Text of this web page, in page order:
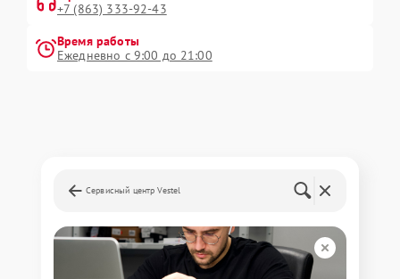
+7 (863) 333-92-43
Время работы
Ежедневно с 9:00 до 21:00
Сервисный центр Vestel